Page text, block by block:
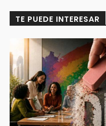
TE PUEDE INTERESAR